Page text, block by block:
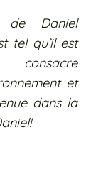
de Daniel
tel qu’il est
consacre
et
dans la